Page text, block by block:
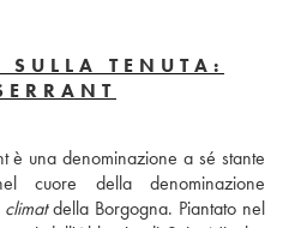
TENUTA:
è una denominazione a sé stante
cuore della denominazione
climat della Borgogna. Piantato nel